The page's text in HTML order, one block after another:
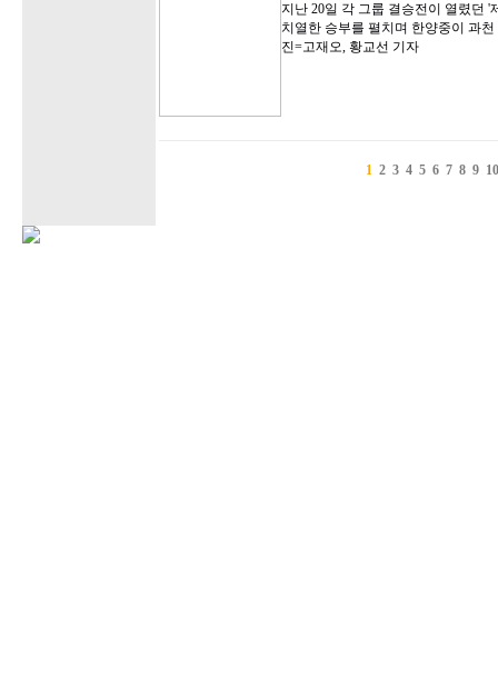
지난 20일 각 그룹 결승전이 열렸던
치열한 승부를 펼치며 한양중이 과
진=고재오, 황교선 기자
1 2 3 4 5 6 7 8 9 10